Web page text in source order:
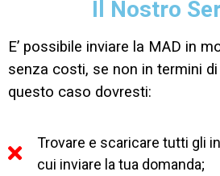
Il Nostro
E’ possibile inviare la MAD in
senza costi, se non in termini
questo caso dovresti:
Trovare e scaricare tutti gli
cui inviare la tua domanda;